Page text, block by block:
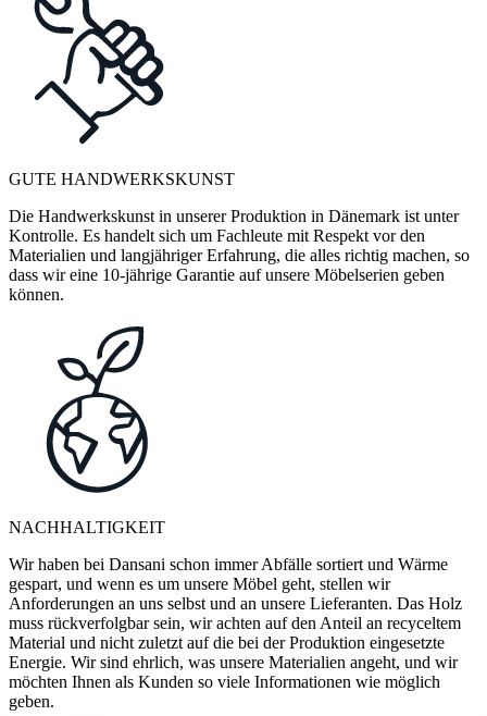
GUTE HANDWERKSKUNST
Die Handwerkskunst in unserer Produktion in Dänemark ist unter
Kontrolle. Es handelt sich um Fachleute mit Respekt vor den
Materialien und langjähriger Erfahrung, die alles richtig machen, so
dass wir eine 10-jährige Garantie auf unsere Möbelserien geben
können.
NACHHALTIGKEIT
Wir haben bei Dansani schon immer Abfälle sortiert und Wärme
gespart, und wenn es um unsere Möbel geht, stellen wir
Anforderungen an uns selbst und an unsere Lieferanten. Das Holz
muss rückverfolgbar sein, wir achten auf den Anteil an recyceltem
Material und nicht zuletzt auf die bei der Produktion eingesetzte
Energie. Wir sind ehrlich, was unsere Materialien angeht, und wir
möchten Ihnen als Kunden so viele Informationen wie möglich
geben.